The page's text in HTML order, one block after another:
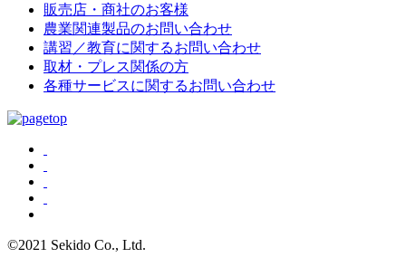
販売店・商社のお客様
農業関連製品のお問い合わせ
講習／教育に関するお問い合わせ
取材・プレス関係の方
各種サービスに関するお問い合わせ
©2021 Sekido Co., Ltd.